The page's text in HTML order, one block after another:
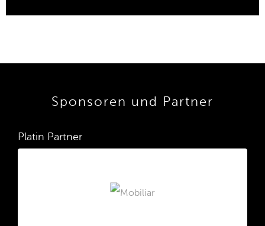
Sponsoren und Partner
Platin Partner